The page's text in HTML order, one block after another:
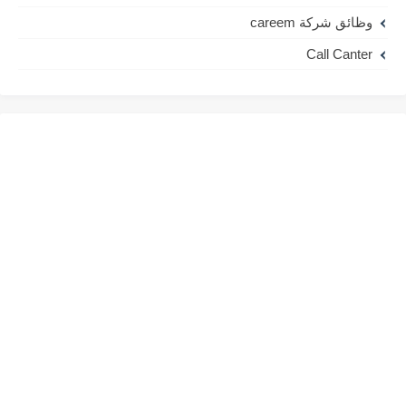
وظائق شركة careem
Call Canter